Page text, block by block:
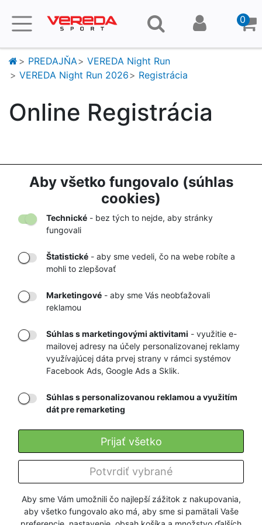
Aby všetko fungovalo (súhlas
cookies)
Aby sme Vám umožnili čo najlepší zážitok z nakupovania,
aby všetko fungovalo ako má, aby sme si pamätali Vaše
Technické - bez tých to nejde, aby stránky
fungovali
Štatistické - aby sme vedeli, čo na webe robíte a
mohli to zlepšovať
Marketingové - aby sme Vás neobťažovali
reklamou
Súhlas s marketingovými aktivitami - využitie e-
mailovej adresy na účely personalizovanej reklamy
využívajúcej dáta prvej strany v rámci systémov
Facebook Ads, Google Ads a Sklik.
Súhlas s personalizovanou reklamou a využitím
dát pre remarketing
Potvrdiť vybrané
Prijať všetko
0
PREDAJŇA
VEREDA Night Run
VEREDA Night Run 2026
Registrácia
Online Registrácia
TOVARU AŽ K
VÁM DOMOV
OBCHOD
RÝCHLE
DORUČENIE
GARANCIA
NAJNIŽŠÍCH CIEN
Registrovať
O nás
Služby